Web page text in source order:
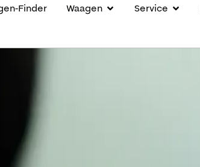
Finder Waagen Service